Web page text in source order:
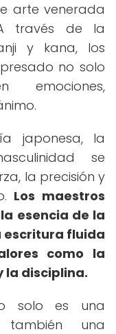
arte venerada
través de la
y kana, los
no solo
emociones,
japonesa, la
se
la precisión y
Los maestros
esencia de la
escritura fluida
como la
la disciplina.
solo es una
también una